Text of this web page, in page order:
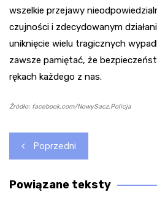
wszelkie przejawy
czujności i zdecydowanym
uniknięcie wielu tragicznych
zawsze pamiętać, że
rękach każdego z nas.
Źródło: facebook.com/NowySacz.Policja
Nawigacja
wpisu
Poprzedni
Powiązane teksty